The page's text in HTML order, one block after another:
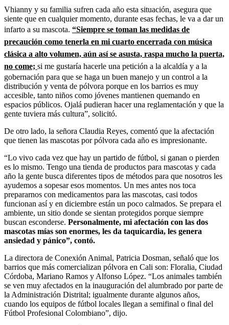
Vhianny y su familia sufren cada año esta situación, asegura que
siente que en cualquier momento, durante esas fechas, le va a dar un
infarto a su mascota. “Siempre se toman las medidas de
precaución como tenerla en mi cuarto encerrada con música
clásica a alto volumen, aún así se asusta, raspa mucho la puerta,
no come; si me gustaría hacerle una petición a la alcaldía y a la
gobernación para que se haga un buen manejo y un control a la
distribución y venta de pólvora porque en los barrios es muy
accesible, tanto niños como jóvenes mantienen quemando en
espacios públicos. Ojalá pudieran hacer una reglamentación y que la
gente tuviera más cultura”, solicitó.
De otro lado, la señora Claudia Reyes, comentó que la afectación
que tienen las mascotas por pólvora cada año es impresionante.
“Lo vivo cada vez que hay un partido de fútbol, si ganan o pierden
es lo mismo. Tengo una tienda de productos para mascotas y cada
año la gente busca diferentes tipos de métodos para que nosotros les
ayudemos a sopesar esos momentos. Un mes antes nos toca
prepararnos con medicamentos para las mascotas, casi todos
funcionan así y en diciembre están un poco calmados. Se prepara el
ambiente, un sitio donde se sientan protegidos porque siempre
buscan esconderse. Personalmente, mi afectación con las dos
mascotas mías son enormes, les da taquicardia, les genera
ansiedad y pánico”, contó.
La directora de Conexión Animal, Patricia Dosman, señaló que los
barrios que más comercializan pólvora en Cali son: Floralia, Ciudad
Córdoba, Mariano Ramos y Alfonso López. “Los animales también
se ven muy afectados en la inauguración del alumbrado por parte de
la Administración Distrital; igualmente durante algunos años,
cuando los equipos de fútbol locales llegan a semifinal o final del
Fútbol Profesional Colombiano”, dijo.